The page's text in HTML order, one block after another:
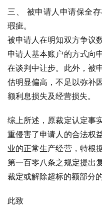
三、 被申请人申请保全
瑕疵。
被申请人在明知双方争议
申请人基本账户的方式向
在谈判中让步。此外，被
估明显偏高，不足以弥补
额利息损失及经营损失。
综上所述，原裁定认定事
重侵害了申请人的合法权
业的正常生产经营，特根
第一百零八条之规定提出
裁定或解除超标的额部分的
此致